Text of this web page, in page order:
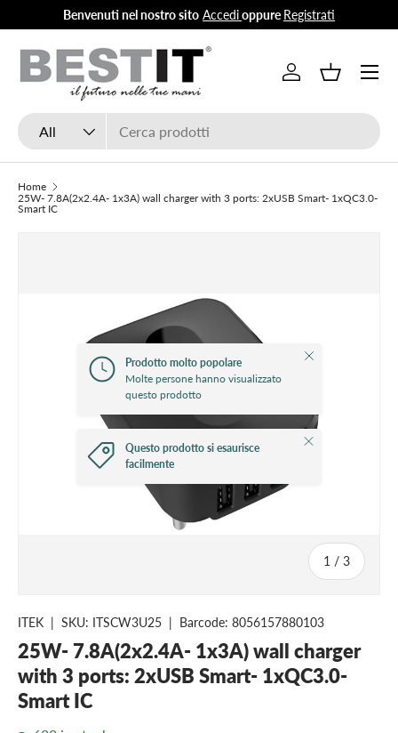
Skip to content
Benvenuti nel nostro sito Accedioppure Registrati
Search
Product type
All
Log inBasket
Menu
Home
25W- 7.8A(2x2.4A- 1x3A) wall charger with 3 ports: 2xUSB Smart- 1xQC3.0-
Smart IC
1 / of
3
Prodotto molto popolare
Molte persone hanno visualizzato
questo prodotto
Close
Questo prodotto si esaurisce
facilmente
Close
ITEK | SKU: ITSCW3U25 | Barcode: 8056157880103
25W- 7.8A(2x2.4A- 1x3A) wall charger
with 3 ports: 2xUSB Smart- 1xQC3.0-
Smart IC